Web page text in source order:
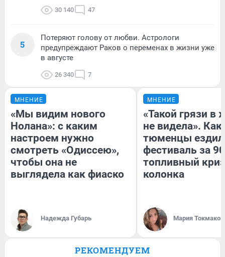
30 140 47
5
Потеряют голову от любви. Астрологи
предупреждают Раков о переменах в жизни уже
в августе
26 340 7
МНЕНИЕ
«Мы видим нового
Нолана»: с каким
настроем нужно
смотреть «Одиссею»,
чтобы она не
выглядела как фиаско
Надежда Губарь
МНЕНИЕ
«Такой грязи в
не видела». Как
тюменцы
фестиваль за
топливный
колонка
Мария
РЕКОМЕНДУЕМ